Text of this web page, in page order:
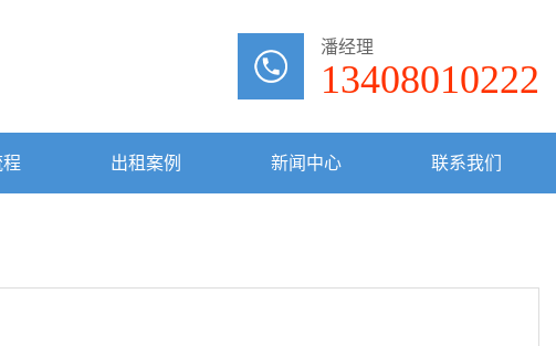
潘经理
13408010222
出租案例 新闻中心 联系我们